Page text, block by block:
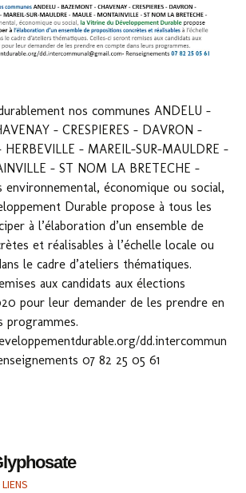
nos communes ANDELU –
– CRESPIERES – DAVRON –
HERBEVILLE – MAREIL-SUR-MAULDRE –
– ST NOM LA BRETECHE –
environnemental, économique ou social,
Durable propose à tous les
à l’élaboration d’un ensemble de
et réalisables à l’échelle locale ou
le cadre d’ateliers thématiques.
aux candidats aux élections
pour leur demander de les prendre en
programmes.
dd.intercommun
07 82 25 05 61
LIENS